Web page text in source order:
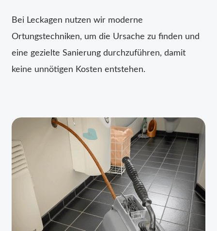
Bei Leckagen nutzen wir moderne
Ortungstechniken, um die Ursache zu finden und
eine gezielte Sanierung durchzuführen, damit
keine unnötigen Kosten entstehen.